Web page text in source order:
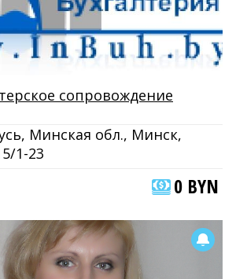
сопровождение
Минская обл., Минск,
1-23
0 BYN